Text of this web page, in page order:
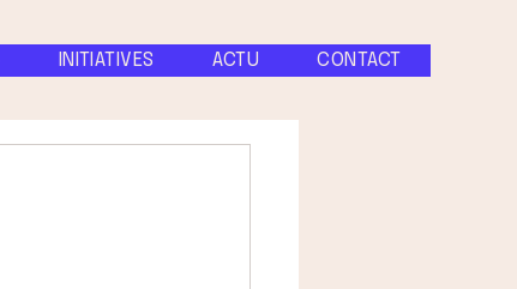
INITIATIVES ACTU CONTACT